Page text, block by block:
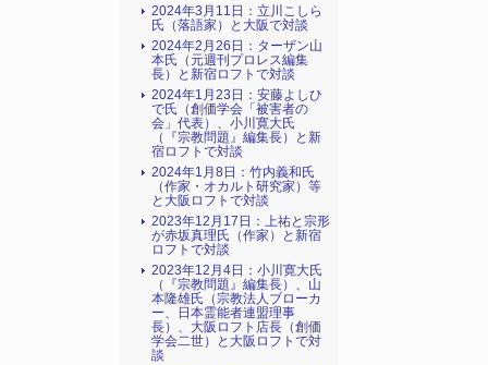
2024年3月11日：立川こしら
氏（落語家）と大阪で対談
2024年2月26日：ターザン山
本氏（元週刊プロレス編集
長）と新宿ロフトで対談
2024年1月23日：安藤よしひ
で氏（創価学会「被害者の
会」代表）、小川寛大氏
（『宗教問題』編集長）と新
宿ロフトで対談
2024年1月8日：竹内義和氏
（作家・オカルト研究家）等
と大阪ロフトで対談
2023年12月17日：上祐と宗形
が赤坂真理氏（作家）と新宿
ロフトで対談
2023年12月4日：小川寛大氏
（『宗教問題』編集長）、山
本隆雄氏（宗教法人ブローカ
ー、日本霊能者連盟理事
長）、大阪ロフト店長（創価
学会二世）と大阪ロフトで対
談